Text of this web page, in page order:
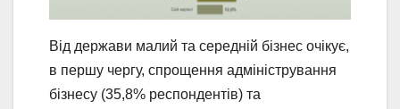
Від держави малий та середній бізнес очікує,
в першу чергу, спрощення адміністрування
бізнесу (35,8% респондентів) та